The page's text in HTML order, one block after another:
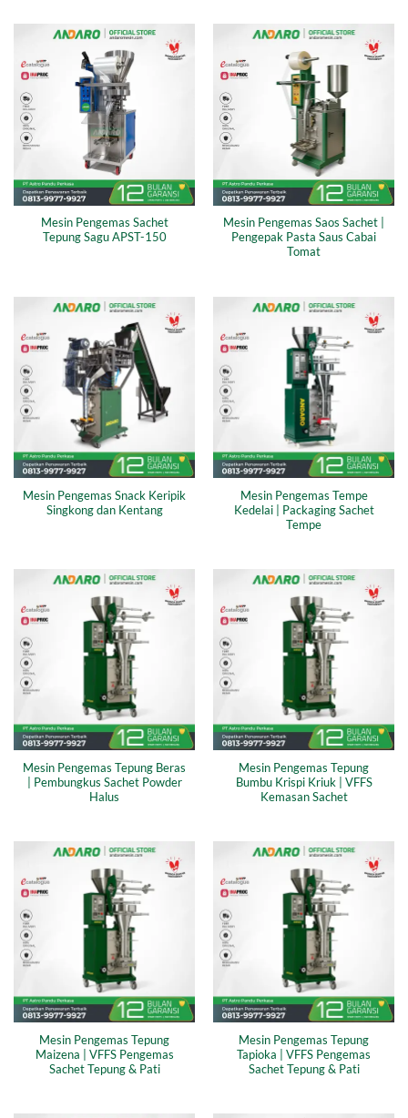
Mesin Pengemas Sachet
Tepung Sagu APST-150
Mesin Pengemas Saos Sachet |
Pengepak Pasta Saus Cabai
Tomat
Mesin Pengemas Snack Keripik
Singkong dan Kentang
Mesin Pengemas Tempe
Kedelai | Packaging Sachet
Tempe
Mesin Pengemas Tepung Beras
| Pembungkus Sachet Powder
Halus
Mesin Pengemas Tepung
Bumbu Krispi Kriuk | VFFS
Kemasan Sachet
Mesin Pengemas Tepung
Maizena | VFFS Pengemas
Sachet Tepung & Pati
Mesin Pengemas Tepung
Tapioka | VFFS Pengemas
Sachet Tepung & Pati